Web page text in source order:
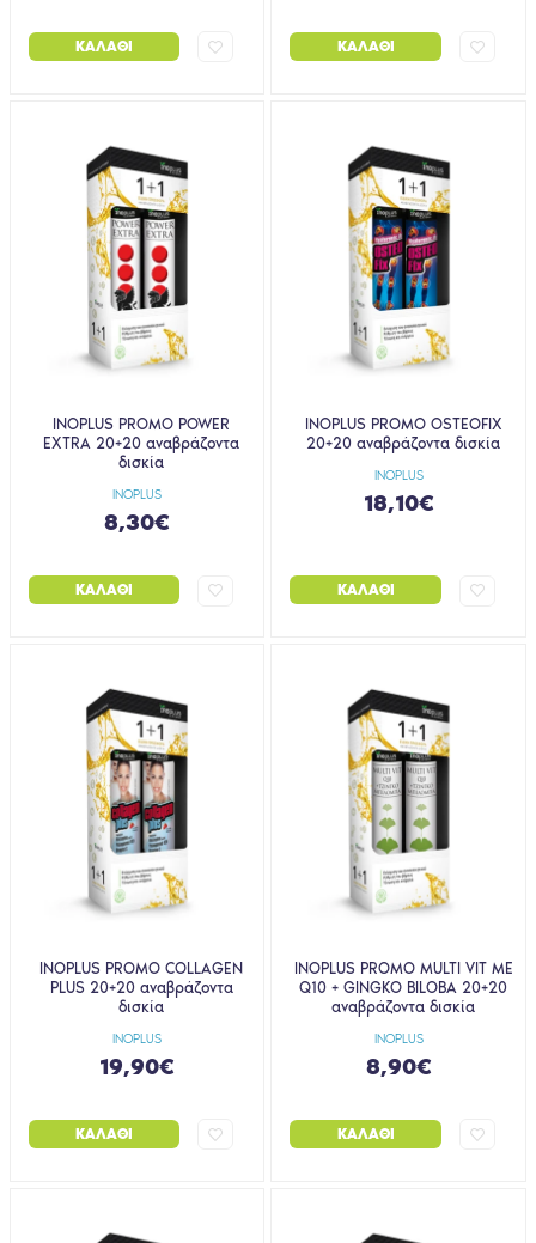
ΚΑΛΆΘΙ ΚΑΛΆΘΙ
INOPLUS
INOPLUS PROMO POWER
EXTRA 20+20 αναβράζοντα
δισκία
8,30€
ΚΑΛΆΘΙ
INOPLUS
INOPLUS PROMO OSTEOFIX
20+20 αναβράζοντα δισκία
18,10€
ΚΑΛΆΘΙ
INOPLUS
INOPLUS PROMO COLLAGEN
PLUS 20+20 αναβράζοντα
δισκία
19,90€
ΚΑΛΆΘΙ
INOPLUS
INOPLUS PROMO MULTI VIT ΜΕ
Q10 + GINGKO BILOBA 20+20
αναβράζοντα δισκία
8,90€
ΚΑΛΆΘΙ